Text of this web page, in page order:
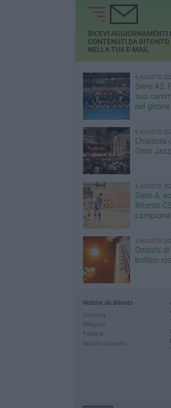
Servizio Polizia locale
RICEVI AGGIORNAMENTI
CONTENUTI DA BITONTO
NELLA TUA E-MAIL
6 AGOSTO
Serie A2,
suo
nel girone
6 AGOSTO
Chiusura
Onto
5 AGOSTO
Serie A,
Bitonto
5 AGOSTO
Ondata
bollino
Notizie da Bitonto
Cronaca
Religioni
Politica
Scuola e Lavoro